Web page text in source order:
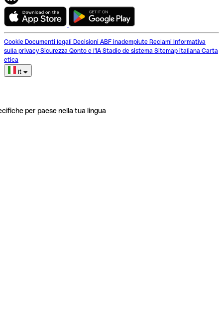
Cookie Documenti legali Decisioni ABF inadempiute Reclami Informativa
sulla privacy Sicurezza Qonto e l'IA Stadio de sistema Sitemap italiana Carta
etica
it
per paese nella tua lingua